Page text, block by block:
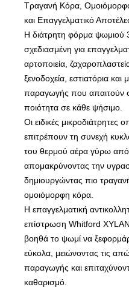
Τραγανή Κόρα,
και Επαγγελματικό
Η διάτρητη φόρμα ψωμιού
σχεδιασμένη για
αρτοποιεία,
ξενοδοχεία, εστιατόρια και
παραγωγής που απαιτούν
ποιότητα σε κάθε ψήσιμο.
Οι ειδικές μικροδιάτρητες
επιτρέπουν τη συνεχή
του θερμού αέρα γύρω
απομακρύνοντας την
δημιουργώντας πιο
ομοιόμορφη κόρα.
Η επαγγελματική
επίστρωση Whitford
βοηθά το ψωμί να
εύκολα, μειώνοντας τις
παραγωγής και
καθαρισμό.